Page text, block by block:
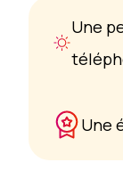
Une
Une